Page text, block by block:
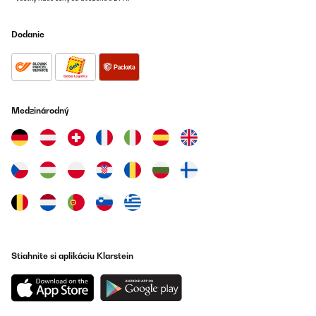
Dodanie
Medzinárodný
Stiahnite si aplikáciu Klarstein